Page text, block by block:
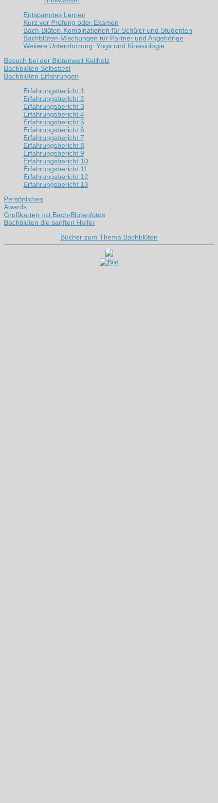
Entspanntes Lernen
Kurz vor Prüfung oder Examen
Bach-Blüten-Kombinationen für Schüler und Studenten
Bachblüten-Mischungen für Partner und Angehörige
Weitere Unterstützung: Yoga und Kinesiologie
Besuch bei der Blütenwelt Keilholz
Bachblüten Selbsttest
Bachblüten Erfahrungen
Erfahrungsbericht 1
Erfahrungsbericht 2
Erfahrungsbericht 3
Erfahrungsbericht 4
Erfahrungsbericht 5
Erfahrungsbericht 6
Erfahrungsbericht 7
Erfahrungsbericht 8
Erfahrungsbericht 9
Erfahrungsbericht 10
Erfahrungsbericht 11
Erfahrungsbericht 12
Erfahrungsbericht 13
Persönliches
Awards
Grußkarten mit Bach-Blütenfotos
Bachblüten die sanften Helfer
Bücher zum Thema Bachblüten